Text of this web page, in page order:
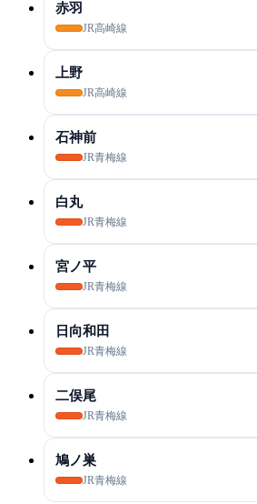
赤羽
JR高崎線
上野
JR高崎線
石神前
JR青梅線
白丸
JR青梅線
宮ノ平
JR青梅線
日向和田
JR青梅線
二俣尾
JR青梅線
鳩ノ巣
JR青梅線